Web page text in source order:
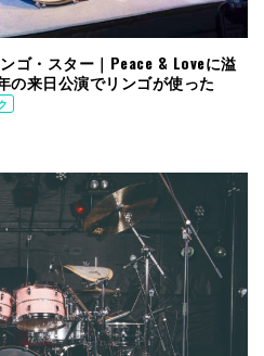
ゴ・スター｜Peace & Loveに溢
の来日公演でリンゴが使った